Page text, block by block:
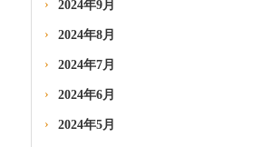
2024年9月
2024年8月
2024年7月
2024年6月
2024年5月